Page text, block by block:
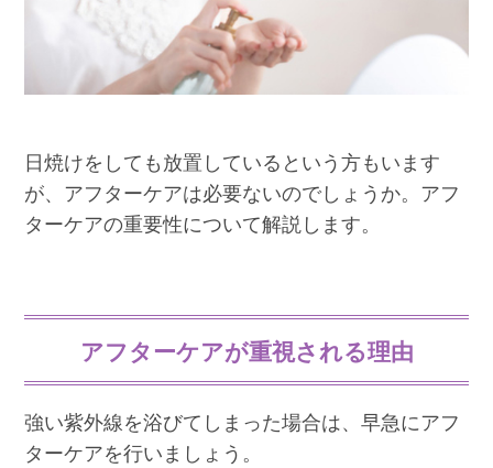
日焼けをしても放置しているという方もいます
が、アフターケアは必要ないのでしょうか。アフ
ターケアの重要性について解説します。
アフターケアが重視される理由
強い紫外線を浴びてしまった場合は、早急にアフ
ターケアを行いましょう。